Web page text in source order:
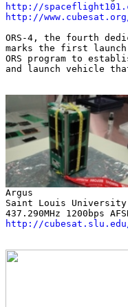
http://
http://
ORS-4, the fourth
marks the first
ORS program to
and launch vehicle
Saint Louis University,
http://cubesat.slu.edu/